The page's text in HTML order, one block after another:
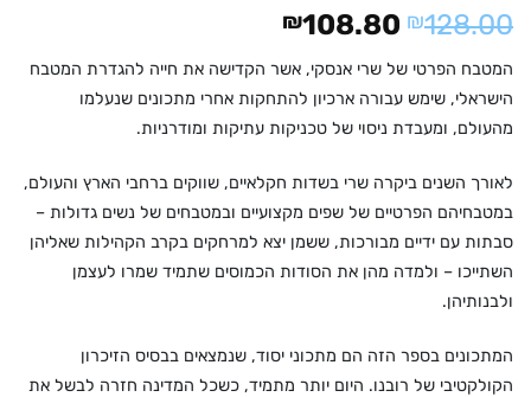
₪128.00
המחיר
היה:
₪128.00.
₪108.80
הוא:
₪108.80.
המטבח הפרטי של שרי אנסקי, אשר הקדישה את חייה להגדרת המטבח
הישראלי, שימש עבורה ארכיון להתחקות אחרי מתכונים שנעלמו
מהעולם, ומעבדת ניסוי של טכניקות עתיקות ומודרניות.
לאורך השנים ביקרה שרי בשדות חקלאיים, שווקים ברחבי הארץ והעולם,
במטבחיהם הפרטיים של שפים מקצועיים ובמטבחים של נשים גדולות –
סבתות עם ידיים מבורכות, ששמן יצא למרחקים בקרב הקהילות שאליהן
השתייכו – ולמדה מהן את הסודות הכמוסים שתמיד שמרו לעצמן
ולבנותיהן.
המתכונים בספר הזה הם מתכוני יסוד, שנמצאים בבסיס הזיכרון
הקולקטיבי של רובנו. היום יותר מתמיד, כשכל המדינה חזרה לבשל את